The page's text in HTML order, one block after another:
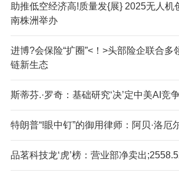
助推低空经济高!质量发{展} 2025无人机
南株洲举办
进博?会保险“扩圈”<！>头部险企联合多
链新生态
斯蒂芬.·罗奇：基础研究‘决’定中美AI竞
特朗普“!眼中钉”的御用律师：阿贝·洛厄
品茗科技龙‘虎’榜：营业部净卖出